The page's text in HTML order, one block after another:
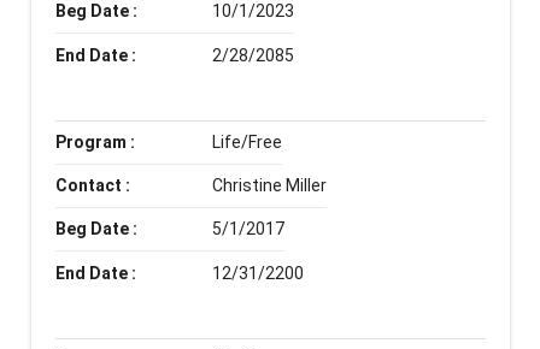
Beg Date : 10/1/2023
End Date : 2/28/2085
Program : Life/Free
Contact : Christine Miller
Beg Date : 5/1/2017
End Date : 12/31/2200